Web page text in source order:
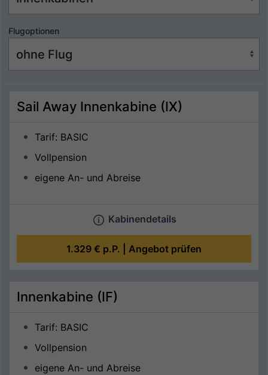
Flugoptionen
Sail Away Innenkabine (IX)
Tarif: BASIC
Vollpension
eigene An- und Abreise
Kabinendetails
1.329 € p.P. | Angebot prüfen
Innenkabine (IF)
Tarif: BASIC
Vollpension
eigene An- und Abreise